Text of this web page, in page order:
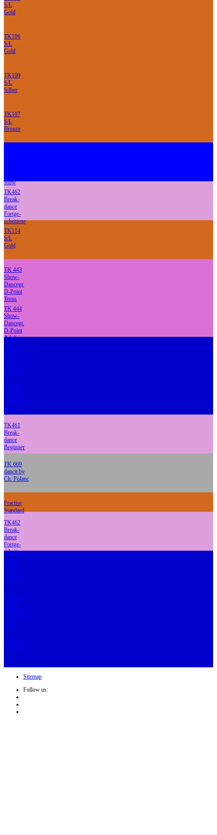
S/L
Gold
TK106
S/L
Gold
TK109
S/L
Silber
TK107
S/L
Bronze
Slow
TK462
Break-
dance
Fortge-
schrittene
TK114
S/L
Gold
TK 443
Show-
Dancegr.
D-Point
Teens
TK 444
Show-
Dancegr.
D-Point
Adults
TK276
Boogie
Fortge-
schritte-
ne
TK277
Boogie
Tanzkreis
Bronze
TK461
Break-
dance
Beginner
TK 669
dancit by
Ch. Polanc
Practise
Standard
TK462
Break-
dance
Fortge-
schrittene
TK274
Boogie
Technik
TK221
Boogie
Tanzkreis
Gold
TK221
TK Gold
Sitemap
Follow us: